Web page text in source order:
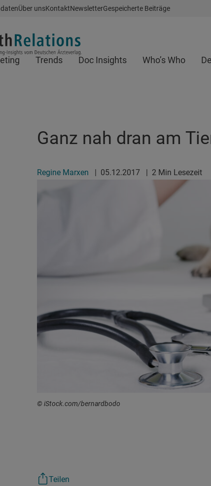
Über unsKontaktNewsletterGespeicherte Beiträge
Trends Doc Insights Who’s Who
Ganz nah dran am
Regine Marxen | 05.12.2017 | 2 Min Lesezeit
© iStock.com/bernardbodo
Teilen